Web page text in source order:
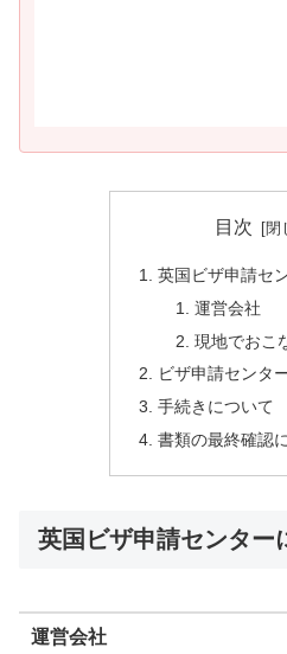
目次
英国ビザ申請セ
運営会社
現地でおこ
ビザ申請センタ
手続きについて
書類の最終確認
英国ビザ申請センター
運営会社